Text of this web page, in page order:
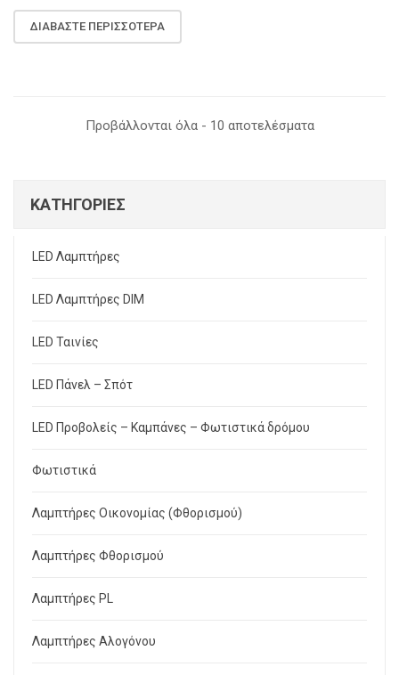
ΔΙΑΒΆΣΤΕ ΠΕΡΙΣΣΌΤΕΡΑ
Προβάλλονται όλα - 10 αποτελέσματαSorted
ΚΑΤΗΓΟΡΊΕΣ
LED Λαμπτήρες
LED Λαμπτήρες DIM
LED Ταινίες
LED Πάνελ – Σπότ
LED Προβολείς – Καμπάνες – Φωτιστικά δρόμου
Φωτιστικά
Λαμπτήρες Οικονομίας (Φθορισμού)
Λαμπτήρες Φθορισμού
Λαμπτήρες PL
Λαμπτήρες Αλογόνου